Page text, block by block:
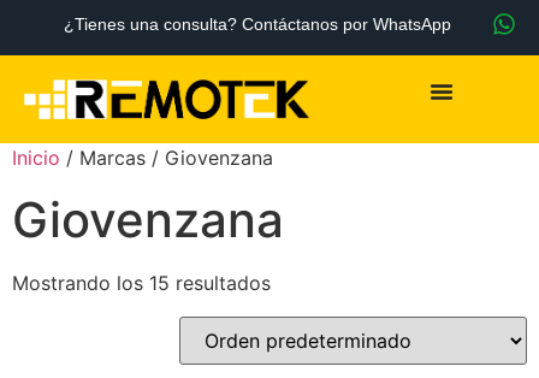
¿Tienes una consulta? Contáctanos por WhatsApp
Inicio / Marcas / Giovenzana
Giovenzana
Mostrando los 15 resultados